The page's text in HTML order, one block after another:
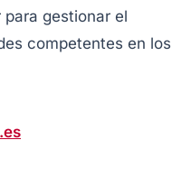
para gestionar el
competentes en los